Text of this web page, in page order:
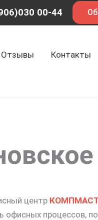
00-44
Отзывы Контакты
центр
офисных процессов,